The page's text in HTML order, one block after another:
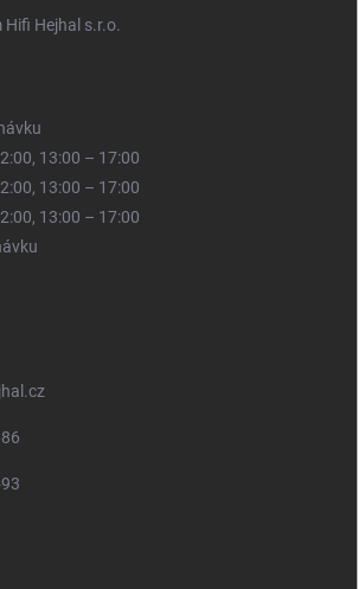
Hejhal s.r.o.
13:00 – 17:00
13:00 – 17:00
13:00 – 17:00